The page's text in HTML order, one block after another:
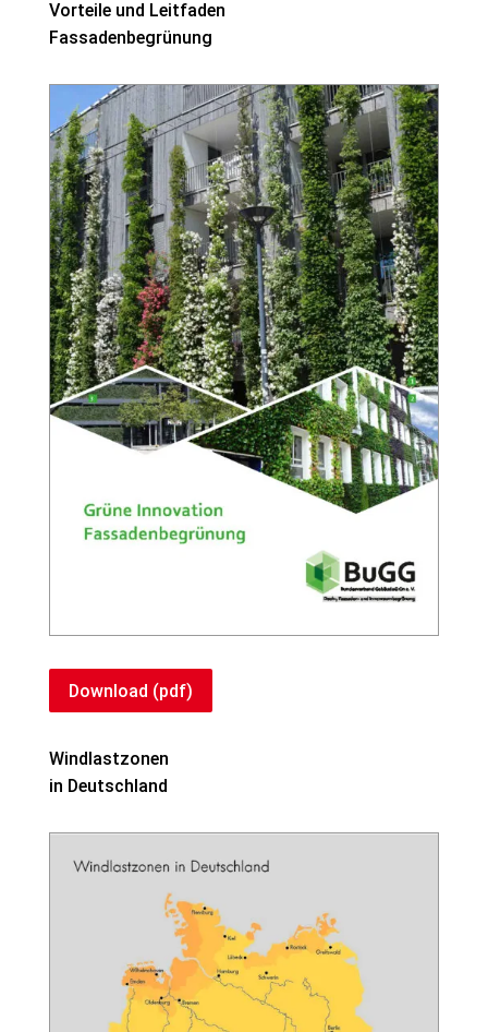
Vorteile und Leitfaden
Fassadenbegrünung
Download (pdf)
Windlastzonen
in Deutschland